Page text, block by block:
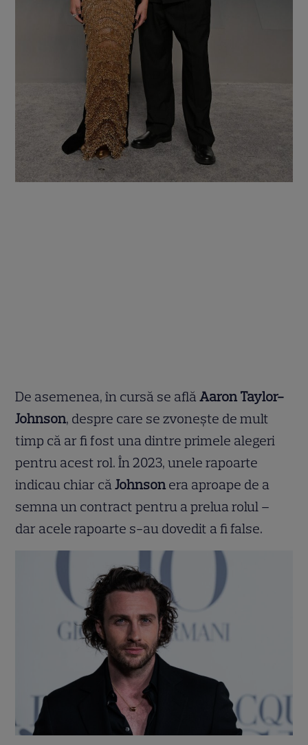
De asemenea, în cursă se aflăAaron Taylor-
Johnson, despre care se zvonește de mult
timp că ar fi fost una dintre primele alegeri
pentru acest rol. În 2023, unele rapoarte
indicau chiar căJohnson era aproape de a
semna un contract pentru a prelua rolul –
dar acele rapoarte s-au dovedit a fi false.